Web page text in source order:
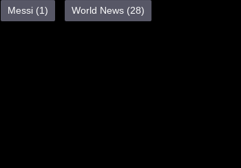
Messi (1) World News (28)